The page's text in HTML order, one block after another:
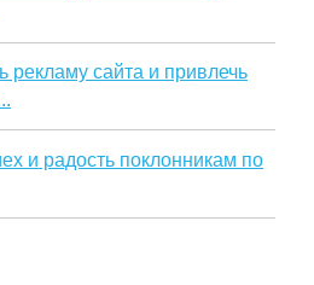
рекламу сайта и привлечь
и радость поклонникам по